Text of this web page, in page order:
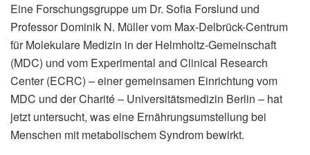
Eine Forschungsgruppe um Dr. Sofia Forslund und
Professor Dominik N. Müller vom Max-Delbrück-Centrum
für Molekulare Medizin in der Helmholtz-Gemeinschaft
(MDC) und vom Experimental and Clinical Research
Center (ECRC) – einer gemeinsamen Einrichtung vom
MDC und der Charité – Universitätsmedizin Berlin – hat
jetzt untersucht, was eine Ernährungsumstellung bei
Menschen mit metabolischem Syndrom bewirkt.